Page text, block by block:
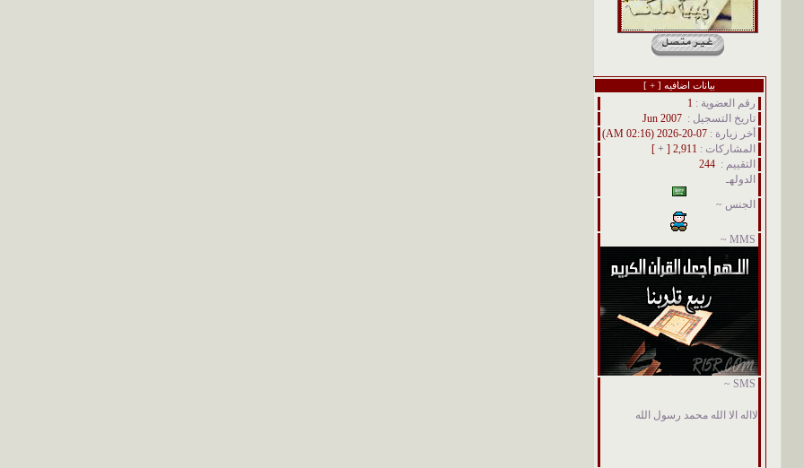
بيانات اضافيه [+
]
رقم العضوية : 1
تاريخ التسجيل :Jun 2007
أخر زيارة :07-20-2026 (02:16 AM)
المشاركات : 2,911 [
+
]
التقييم :244
الدولهـ
الجنس ~